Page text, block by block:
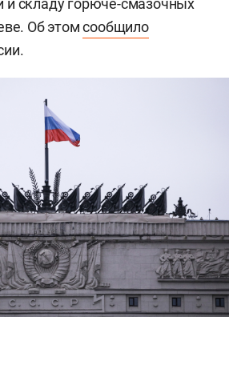
складу горюче-смазочных
Об этомсообщило